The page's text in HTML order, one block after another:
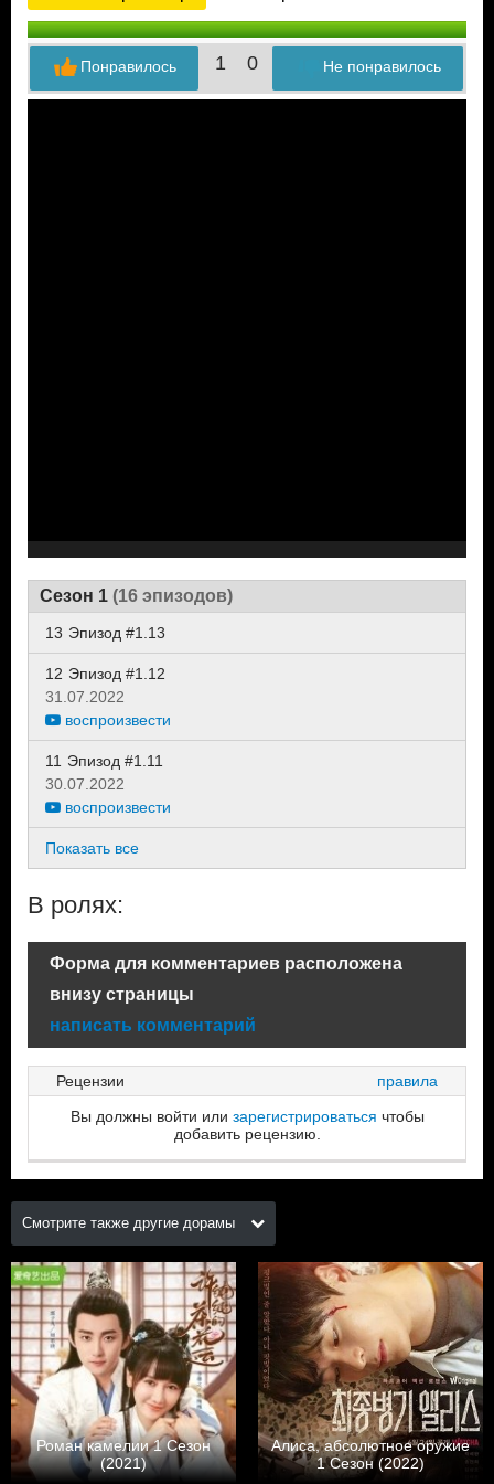
1 0 Не понравилось
Понравилось
Сезон 1 (16 эпизодов)
13 Эпизод #1.13
12 Эпизод #1.12
31.07.2022
воспроизвести
11 Эпизод #1.11
30.07.2022
воспроизвести
Показать все
В ролях:
Форма для комментариев расположена
внизу страницы
написать комментарий
Рецензии
правила
Вы должны войти или зарегистрироваться чтобы
добавить рецензию.
Смотрите также другие дорамы
Роман камелии 1 Сезон
(2021)
Алиса, абсолютное оружие
1 Сезон (2022)